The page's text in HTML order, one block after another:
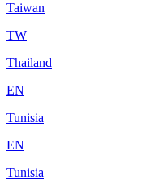
Taiwan
TW
Thailand
EN
Tunisia
EN
Tunisia